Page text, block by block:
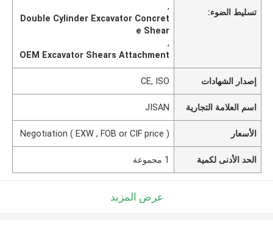
تسليط الضوء:
,
Double Cylinder Excavator Concret
e Shear
,
OEM Excavator Shears Attachment
إصدار الشهادات CE, ISO
اسم العلامة التجارية JISAN
الأسعار Negotiation ( EXW , FOB or CIF price )
الحد الأدنى لكمية 1 مجموعة
عرض المزيد